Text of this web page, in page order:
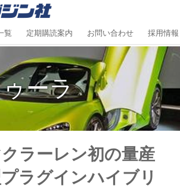
覧 定期購読案内 お問い合わせ 採用情報
ーラ
ラーレン初の量産
ラグインハイブリ